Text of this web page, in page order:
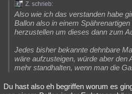
Z. schrieb:
Also wie ich das verstanden habe
Ballon also in einem
herzustellen um dieses dann zum
Jedes bisher bekannte dehnbare
wäre aufzusteigen, würde aber den
mehr standhalten, wenn man die
Du hast also eh begriffen worum es